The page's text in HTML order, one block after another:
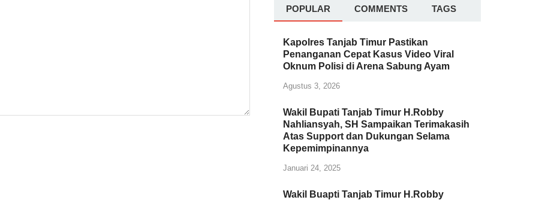
POPULAR COMMENTS TAGS
Kapolres Tanjab Timur Pastikan
Penanganan Cepat Kasus Video Viral
Oknum Polisi di Arena Sabung Ayam
Agustus 3, 2026
Wakil Bupati Tanjab Timur H.Robby
Nahliansyah, SH Sampaikan Terimakasih
Atas Support dan Dukungan Selama
Kepemimpinannya
Januari 24, 2025
Wakil Buapti Tanjab Timur H.Robby